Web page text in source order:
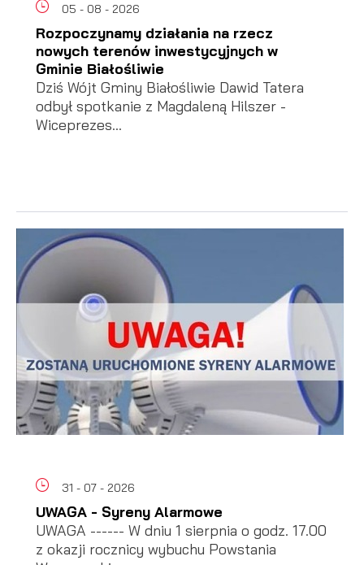
05 - 08 - 2026
Rozpoczynamy działania na rzecz
nowych terenów inwestycyjnych w
Gminie Białośliwie
Dziś Wójt Gminy Białośliwie Dawid Tatera
odbył spotkanie z Magdaleną Hilszer -
Wiceprezes...
31 - 07 - 2026
UWAGA - Syreny Alarmowe
UWAGA ------ W dniu 1 sierpnia o godz. 17.00
z okazji rocznicy wybuchu Powstania